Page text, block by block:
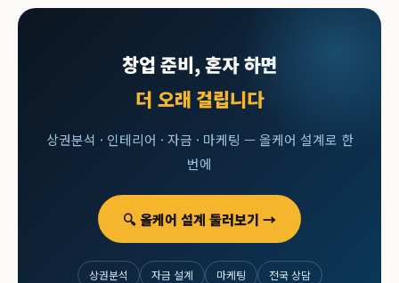
창업 준비, 혼자 하면
더 오래 걸립니다
상권분석 · 인테리어 · 자금 · 마케팅 — 올케어 설계로 한
번에
🔍 올케어 설계 둘러보기 →
상권분석 자금 설계 마케팅 전국 상담